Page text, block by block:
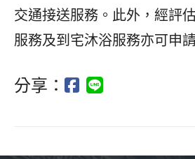
交通接送服務。此外，經評
服務及到宅沐浴服務亦可申
分享：